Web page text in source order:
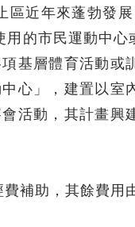
區近年來蓬勃發
用的市民運動中
基層體育活動或
心」，建置以室
活動，其計畫興
補助，其餘費用